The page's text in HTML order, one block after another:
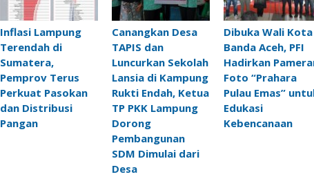
Inflasi Lampung
Terendah di
Sumatera,
Pemprov Terus
Perkuat Pasokan
dan Distribusi
Pangan
Canangkan Desa
TAPIS dan
Luncurkan Sekolah
Lansia di Kampung
Rukti Endah, Ketua
TP PKK Lampung
Dorong
Pembangunan
SDM Dimulai dari
Desa
Dibuka Wali Kota
Banda Aceh, PFI
Hadirkan
Foto “Prahara
Pulau Emas”
Edukasi
Kebencanaan